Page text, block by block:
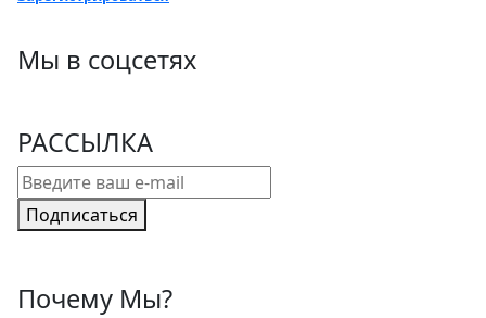
Мы в соцсетях
РАССЫЛКА
Подписаться
Почему Мы?